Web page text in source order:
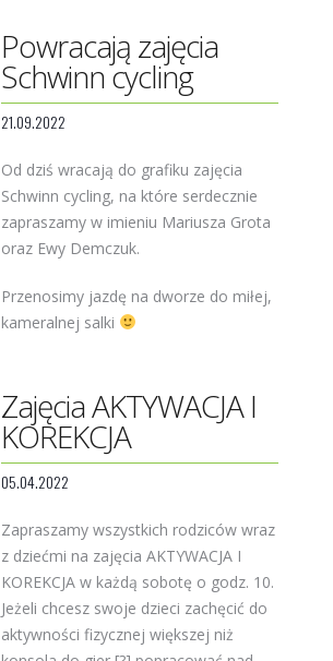
Powracają zajęcia
Schwinn cycling
21.09.2022
Od dziś wracają do grafiku zajęcia
Schwinn cycling, na które serdecznie
zapraszamy w imieniu Mariusza Grota
oraz Ewy Demczuk.
Przenosimy jazdę na dworze do miłej,
kameralnej salki
Zajęcia AKTYWACJA I
KOREKCJA
05.04.2022
Zapraszamy wszystkich rodziców wraz
z dziećmi na zajęcia AKTYWACJA I
KOREKCJA w każdą sobotę o godz. 10.
Jeżeli chcesz swoje dzieci zachęcić do
aktywności fizycznej większej niż